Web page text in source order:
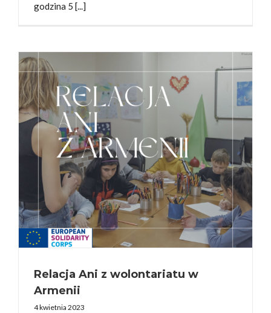
godzina 5 [...]
Relacja Ani z wolontariatu w
Armenii
4 kwietnia 2023